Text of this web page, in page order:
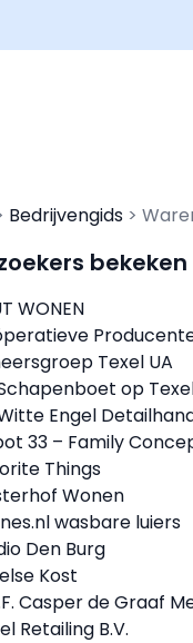
Bedrijvengids
WONEN
Texel UA
op
Engel
33 – Family
Things
Wonen
wasbare luiers
Den Burg
Kost
Casper de Graaf
Retailing B.V.